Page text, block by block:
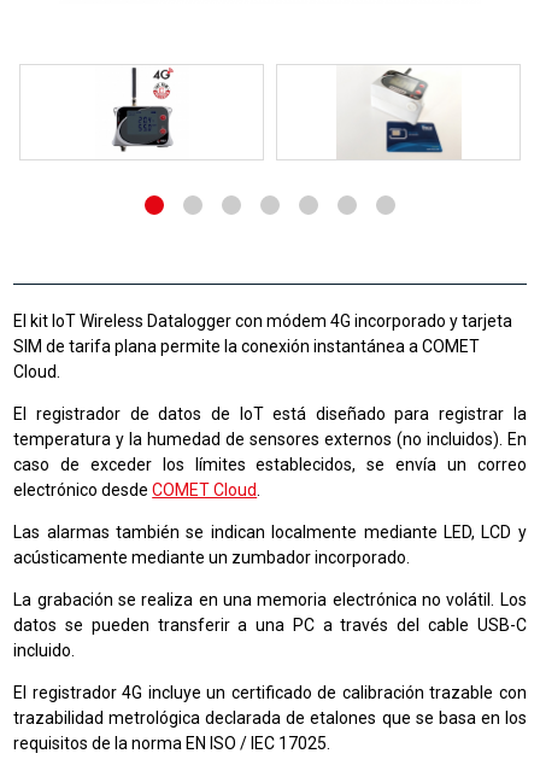
El kit IoT Wireless Datalogger con módem 4G incorporado y tarjeta
SIM de tarifa plana permite la conexión instantánea a COMET
Cloud.
El registrador de datos de IoT está diseñado para registrar la
temperatura y la humedad de sensores externos (no incluidos). En
caso de exceder los límites establecidos, se envía un correo
electrónico desdeCOMET Cloud
Las alarmas también se indican localmente mediante LED, LCD y
acústicamente mediante un zumbador incorporado.
La grabación se realiza en una memoria electrónica no volátil. Los
datos se pueden transferir a una PC a través del cable USB-C
incluido.
El registrador 4G incluye un certificado de calibración trazable con
trazabilidad metrológica declarada de etalones que se basa en los
requisitos de la norma EN ISO / IEC 17025.